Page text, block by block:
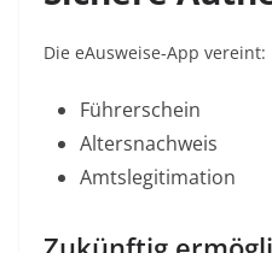
Die eAusweise-App vereint:
Führerschein
Altersnachweis
Amtslegitimation